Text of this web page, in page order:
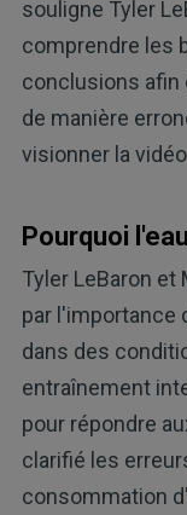
souligne Tyler
comprendre les
conclusions afin
de manière
visionner la
Pourquoi
Tyler LeBaron et
par l'importance
dans des
entraînement
pour répondre
clarifié les
consommation